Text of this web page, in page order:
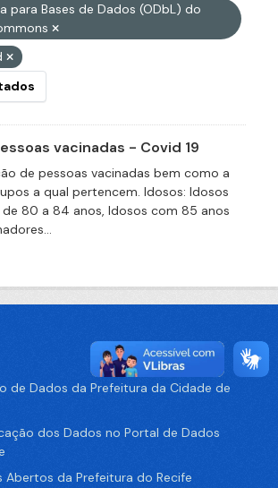
para Bases de Dados (ODbL) do
vacinadas - Covid 19
de pessoas vacinadas bem como a
a qual pertencem. Idosos: Idosos
de 80 a 84 anos, Idosos com 85 anos
de Dados da Prefeitura da Cidade de
dos Dados no Portal de Dados
Abertos da Prefeitura do Recife